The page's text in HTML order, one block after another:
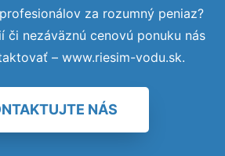
za rozumný peniaz?
či nezáväznú cenovú ponuku nás
– www.riesim-vodu.sk.
NÁS